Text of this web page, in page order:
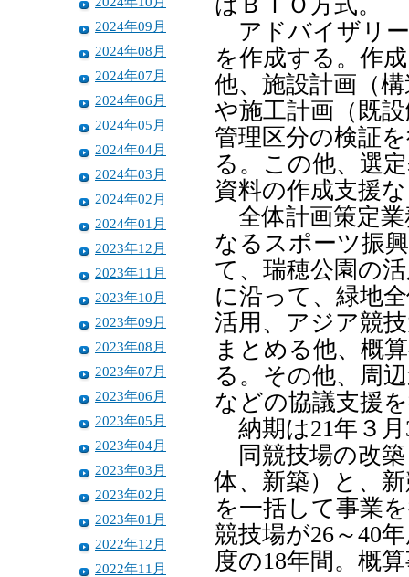
2024年09月
2024年08月
2024年07月
2024年06月
2024年05月
2024年04月
2024年03月
2024年02月
2024年01月
2023年12月
2023年11月
2023年10月
2023年09月
2023年08月
2023年07月
2023年06月
2023年05月
2023年04月
2023年03月
2023年02月
2023年01月
2022年12月
2022年11月
アドバイザリー
を作成する。作
他、施設計画（
や施工計画（既
管理区分の検証
る。この他、選
資料の作成支援
全体計画策定業
なるスポーツ振
て、瑞穂公園の
に沿って、緑地
活用、アジア競
まとめる他、概
る。その他、周
などの協議支援
納期は21年３月
同競技場の改築
体、新築）と、
を一括して事業
競技場が26～40
度の18年間。概